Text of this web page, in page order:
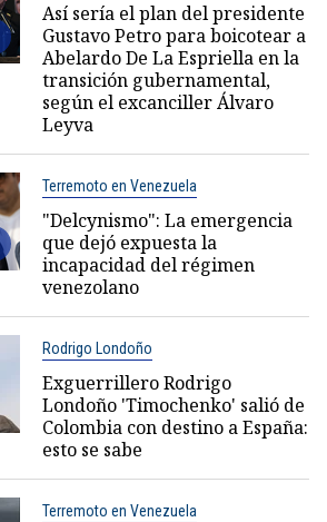
Así sería el plan del presidente
Gustavo Petro para boicotear a
Abelardo De La Espriella en la
transición gubernamental,
según el excanciller Álvaro
Leyva
Terremoto en Venezuela
"Delcynismo": La emergencia
que dejó expuesta la
incapacidad del régimen
venezolano
Rodrigo Londoño
Exguerrillero Rodrigo
Londoño 'Timochenko' salió de
Colombia con destino a España:
esto se sabe
Terremoto en Venezuela